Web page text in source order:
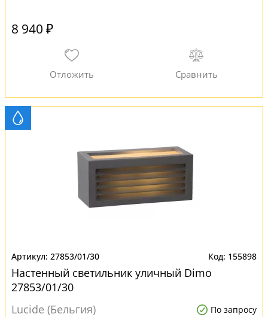
8 940 ₽
27853/01/30 155898
Настенный светильник уличный Dimo
27853/01/30
Lucide (Бельгия)
По запросу